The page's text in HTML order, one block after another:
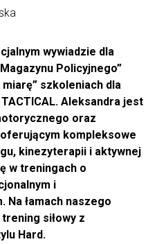
wywiadzie dla
Policyjnego”
miarę” szkoleniach dla
Aleksandra jest
oraz
kompleksowe
kinezyterapii i aktywnej
w treningach o
i
Na łamach naszego
siłowy z
Hard.